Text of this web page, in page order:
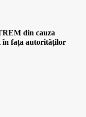
din cauza
în fața autorităților